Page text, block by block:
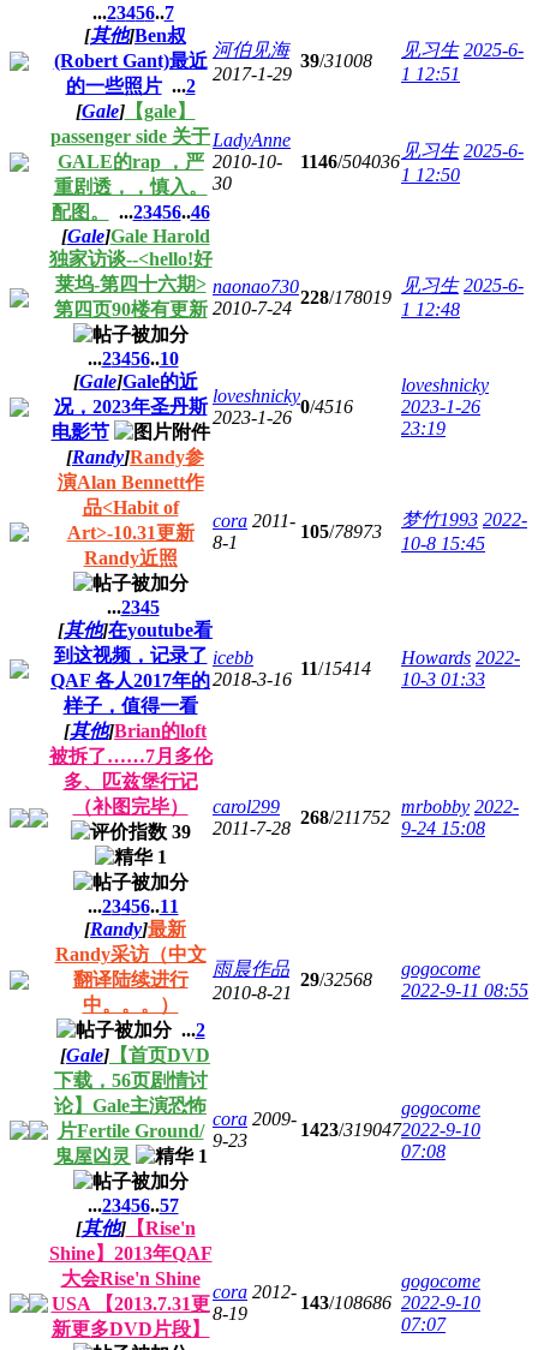
...23456..7
[其他]Ben叔
(Robert Gant)最近
的一些照片 ...2
河伯见海
2017-1-29
39/31008
见习生 2025-6-
1 12:51
[Gale]【gale】
passenger side 关于
GALE的rap ，严
重剧透，，慎入。
配图。
...23456..46
LadyAnne
2010-10-
30
1146/504036
见习生 2025-6-
1 12:50
[Gale]Gale Harold
独家访谈--<hello!好
莱坞-第四十六期>
第四页90楼有更新
...23456..10
naonao730
2010-7-24
228/178019
见习生 2025-6-
1 12:48
[Gale]Gale的近
况，2023年圣丹斯
电影节
loveshnicky
2023-1-26
0/4516
loveshnicky
2023-1-26
23:19
[Randy]Randy参
演Alan Bennett作
品<Habit of
Art>-10.31更新
Randy近照
...2345
cora 2011-
8-1
105/78973
梦竹1993 2022-
10-8 15:45
[其他]在youtube看
到这视频，记录了
QAF 各人2017年的
样子，值得一看
icebb
2018-3-16
11/15414
Howards 2022-
10-3 01:33
[其他]Brian的loft
被拆了……7月多伦
多、匹兹堡行记
（补图完毕）
...23456..11
carol299
2011-7-28
268/211752
mrbobby 2022-
9-24 15:08
[Randy]最新
Randy采访（中文
翻译陆续进行
中。。。）
...2
雨晨作品
2010-8-21
29/32568
gogocome
2022-9-11 08:55
[Gale] 【首页DVD
下载，56页剧情讨
论】Gale主演恐怖
片Fertile Ground/
鬼屋凶灵
...23456..57
cora 2009-
9-23
1423/319047
gogocome
2022-9-10
07:08
[其他]【Rise'n
Shine】2013年QAF
大会Rise'n Shine
USA 【2013.7.31更
新更多DVD片段】
cora 2012-
8-19
143/108686
gogocome
2022-9-10
07:07